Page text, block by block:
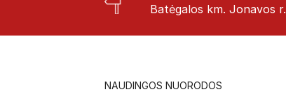
Batėgalos km. Jonavos r.
NAUDINGOS NUORODOS